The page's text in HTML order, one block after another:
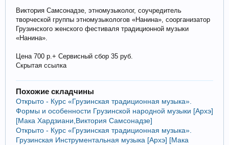
Виктория Самсонадзе, этномузыколог, соучредитель
творческой группы этномузыкологов «Нанина», соорганизатор
Грузинского женского фестиваля традиционной музыки
«Нанина».
Цена 700 р.+ Сервисный сбор 35 руб.
Скрытая ссылка
Похожие складчины
Открыто - Курс «Грузинская традиционная музыка».
Формы и особенности Грузинской народной музыки [Архэ]
[Мака Хардзиани,Виктория Самсонадзе]
Открыто - Курс «Грузинская традиционная музыка».
Грузинская Инструментальная музыка [Архэ] [Мака